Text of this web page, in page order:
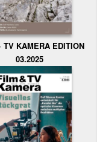
TV KAMERA EDITION
03.2025